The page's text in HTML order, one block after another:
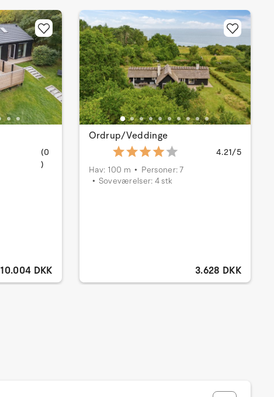
(0
)
10.004 DKK
Ordrup/Veddinge
4.21/5
Hav: 100 m
Personer: 7
Soveværelser: 4 stk
3.628 DKK